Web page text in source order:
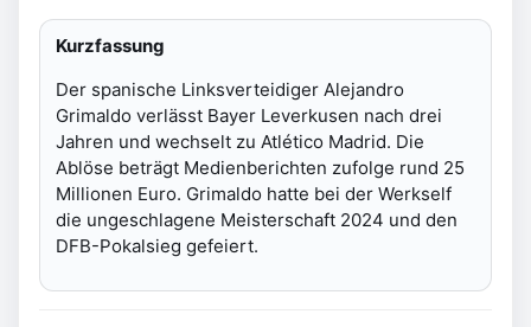
Kurzfassung
Der spanische Linksverteidiger Alejandro
Grimaldo verlässt Bayer Leverkusen nach drei
Jahren und wechselt zu Atlético Madrid. Die
Ablöse beträgt Medienberichten zufolge rund 25
Millionen Euro. Grimaldo hatte bei der Werkself
die ungeschlagene Meisterschaft 2024 und den
DFB-Pokalsieg gefeiert.